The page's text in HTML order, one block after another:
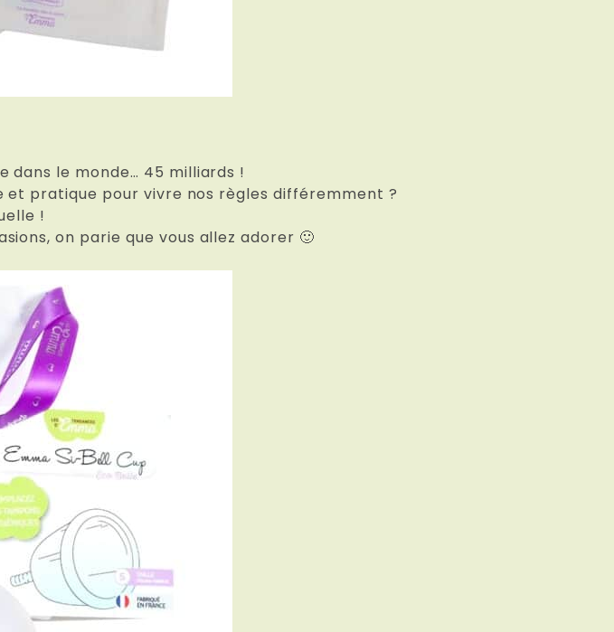
dans le monde… 45 milliards !
et pratique pour vivre nos règles différemment ?
!
on parie que vous allez adorer 🙂